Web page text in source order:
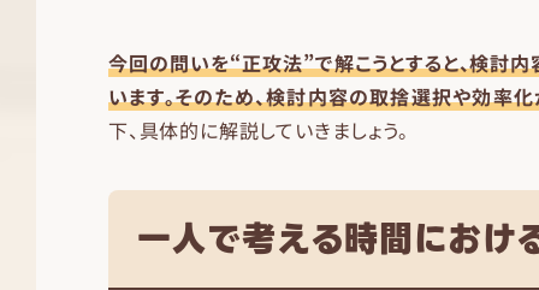
今回の問いを“正攻法”で解こうとすると、検討
います。そのため、検討内容の取捨選択や効率
下、具体的に解説していきましょう。
一人で考える時間におけ